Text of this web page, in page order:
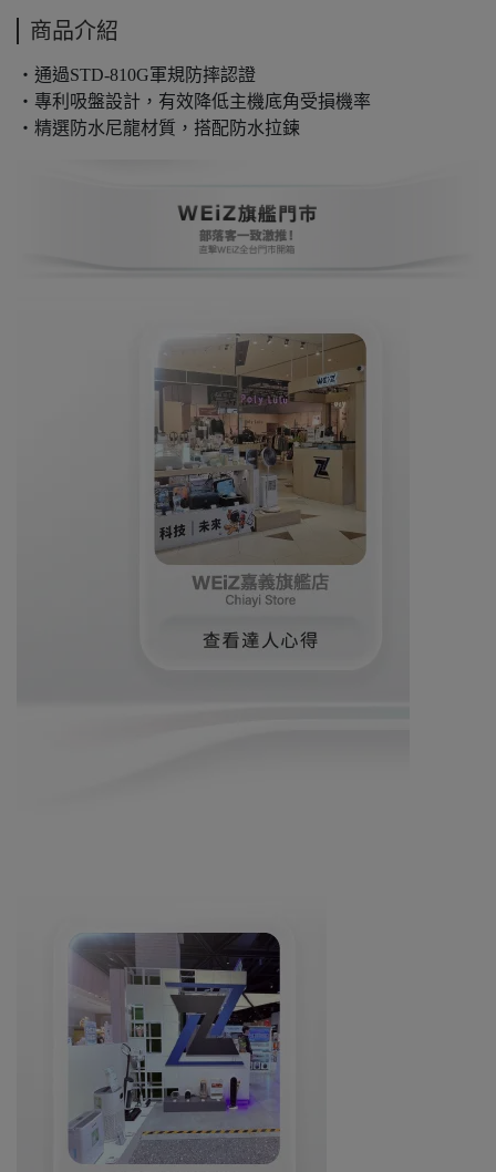
商品介紹
・通過STD-810G軍規防摔認證
・專利吸盤設計，有效降低主機底角受損機率
・精選防水尼龍材質，搭配防水拉鍊